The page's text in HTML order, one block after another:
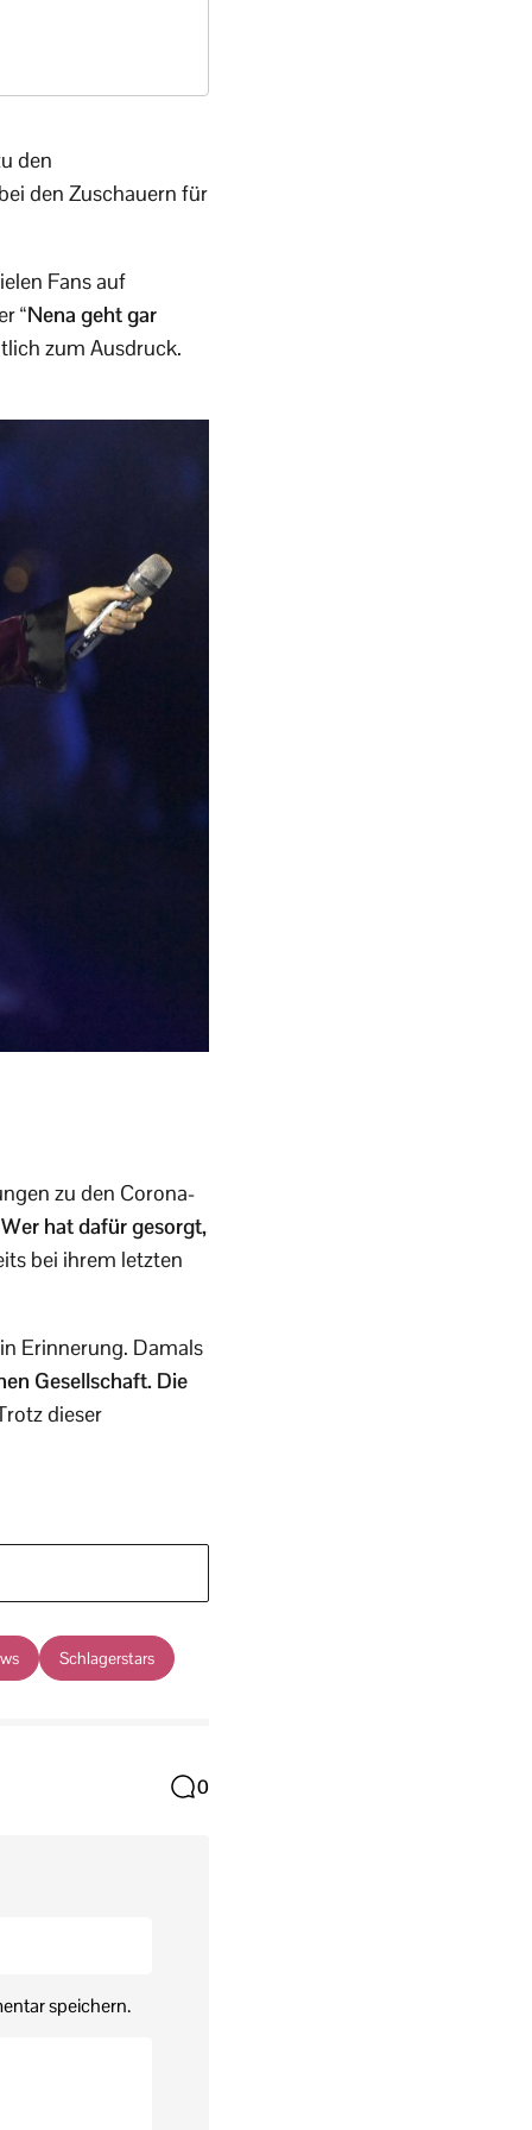
den
den Zuschauern für
Fans auf
“Nena geht gar
zum Ausdruck.
zu den Corona-
hat dafür gesorgt,
bei ihrem letzten
Erinnerung. Damals
Gesellschaft. Die
dieser
Schlagerstars
0
speichern.